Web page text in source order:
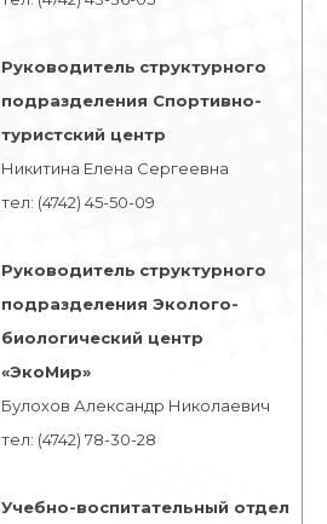
Руководитель структурного
подразделения Спортивно-
туристский центр
Никитина Елена Сергеевна
тел: (4742) 45-50-09
Руководитель структурного
подразделения Эколого-
биологический центр
«ЭкоМир»
Булохов Александр Николаевич
тел: (4742) 78-30-28
Учебно-воспитательный отдел